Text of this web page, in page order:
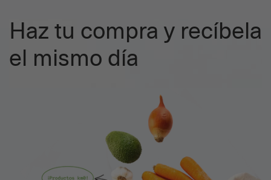
Haz tu compra y recíbela
el mismo día